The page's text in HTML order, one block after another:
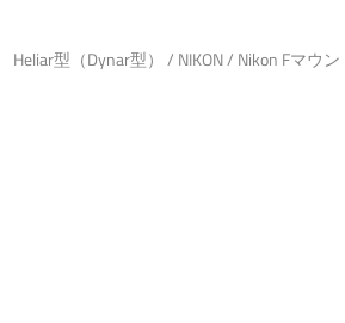
Heliar型（Dynar型） / NIKON/ Nikon Fマウン